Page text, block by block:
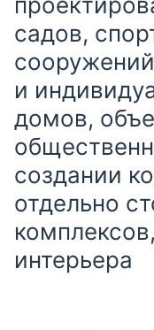
садов,
и
домов,
создании
отдельно
интерьера